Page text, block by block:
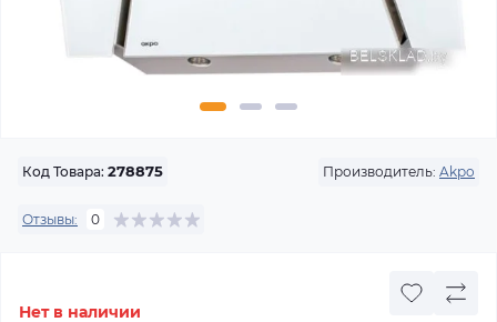
Код Товара: 278875 Производитель: Akpo
Отзывы: 0
Нет в наличии